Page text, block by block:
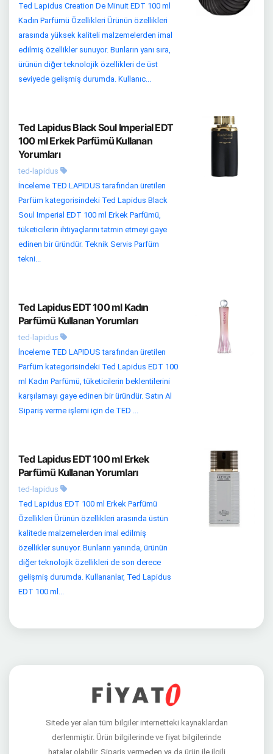
Ted Lapidus Creation De Minuit EDT 100 ml
Kadın Parfümü Özellikleri Ürünün özellikleri
arasında yüksek kaliteli malzemelerden imal
edilmiş özellikler sunuyor. Bunların yanı sıra,
ürünün diğer teknolojik özellikleri de üst
seviyede gelişmiş durumda. Kullanıc...
Ted Lapidus Black Soul Imperial EDT
100 ml Erkek Parfümü Kullanan
Yorumları
ted-lapidus
İnceleme TED LAPIDUS tarafından üretilen
Parfüm kategorisindeki Ted Lapidus Black
Soul Imperial EDT 100 ml Erkek Parfümü,
tüketicilerin ihtiyaçlarını tatmin etmeyi gaye
edinen bir üründür. Teknik Servis Parfüm
tekni...
Ted Lapidus EDT 100 ml Kadın
Parfümü Kullanan Yorumları
ted-lapidus
İnceleme TED LAPIDUS tarafından üretilen
Parfüm kategorisindeki Ted Lapidus EDT 100
ml Kadın Parfümü, tüketicilerin beklentilerini
karşılamayı gaye edinen bir üründür. Satın Al
Sipariş verme işlemi için de TED ...
Ted Lapidus EDT 100 ml Erkek
Parfümü Kullanan Yorumları
ted-lapidus
Ted Lapidus EDT 100 ml Erkek Parfümü
Özellikleri Ürünün özellikleri arasında üstün
kalitede malzemelerden imal edilmiş
özellikler sunuyor. Bunların yanında, ürünün
diğer teknolojik özellikleri de son derece
gelişmiş durumda. Kullananlar, Ted Lapidus
EDT 100 ml...
Sitede yer alan tüm bilgiler internetteki kaynaklardan
derlenmiştir. Ürün bilgilerinde ve fiyat bilgilerinde
hatalar olabilir. Sipariş vermeden ya da ürün ile ilgili